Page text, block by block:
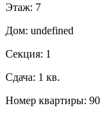
Этаж: 7
Дом: undefined
Секция: 1
Сдача: 1 кв.
Номер квартиры: 90